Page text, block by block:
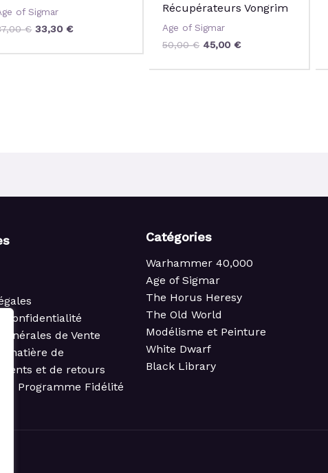
of Sigmar
€ 33,30 €
Récupérateurs Vongrim
Age of Sigmar
50,00€ 45,00 €
confidentialité
de Vente
matière de
et de retours
Programme Fidélité
Catégories
Warhammer 40,000
Age of Sigmar
The Horus Heresy
The Old World
Modélisme et Peinture
White Dwarf
Black Library